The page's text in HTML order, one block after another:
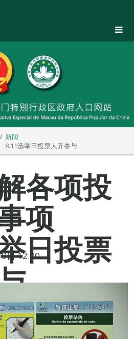
新闻
选举日投票人齐参与
各项投
项
日投票
日 12:00